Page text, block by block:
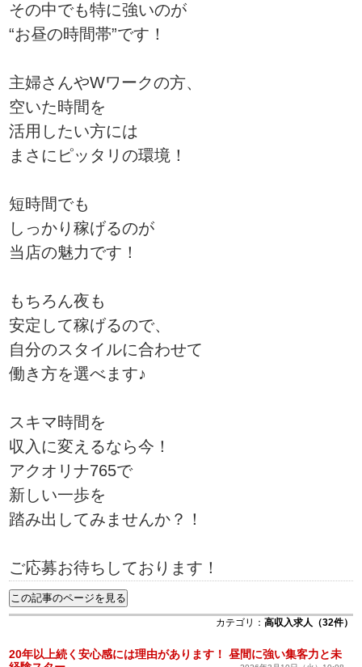
その中でも特に強いのが
“お昼の時間帯”です！
主婦さんやWワークの方、
空いた時間を
活用したい方には
まさにピッタリの環境！
短時間でも
しっかり稼げるのが
当店の魅力です！
もちろん夜も
安定して稼げるので、
自分のスタイルに合わせて
働き方を選べます♪
スキマ時間を
収入に変えるなら今！
アクオリナ765で
新しい一歩を
踏み出してみませんか？！
ご応募お待ちしております！
カテゴリ： 高収入求人（32件）
20年以上続く安心感には理由があります！ 昼間に強い集客力と未